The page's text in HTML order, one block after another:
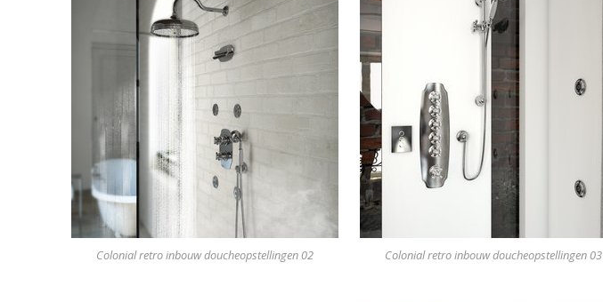
Colonial retro inbouw doucheopstellingen 02 Colonial retro inbouw doucheopstellingen 03